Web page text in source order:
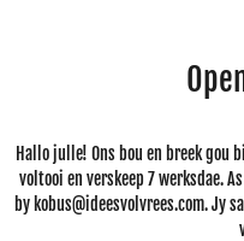
Hallo julle! Ons bou en breek
voltooi en verskeep 7 werksdae.
by kobus@ideesvolvrees.com. Jy